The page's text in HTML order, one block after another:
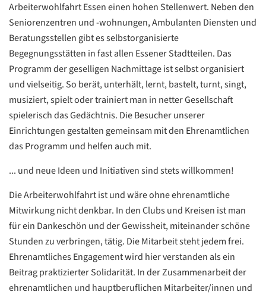
Arbeiterwohlfahrt Essen einen hohen Stellenwert. Neben den
Seniorenzentren und -wohnungen, Ambulanten Diensten und
Beratungsstellen gibt es selbstorganisierte
Begegnungsstätten in fast allen Essener Stadtteilen. Das
Programm der geselligen Nachmittage ist selbst organisiert
und vielseitig. So berät, unterhält, lernt, bastelt, turnt, singt,
musiziert, spielt oder trainiert man in netter Gesellschaft
spielerisch das Gedächtnis. Die Besucher unserer
Einrichtungen gestalten gemeinsam mit den Ehrenamtlichen
das Programm und helfen auch mit.
... und neue Ideen und Initiativen sind stets willkommen!
Die Arbeiterwohlfahrt ist und wäre ohne ehrenamtliche
Mitwirkung nicht denkbar. In den Clubs und Kreisen ist man
für ein Dankeschön und der Gewissheit, miteinander schöne
Stunden zu verbringen, tätig. Die Mitarbeit steht jedem frei.
Ehrenamtliches Engagement wird hier verstanden als ein
Beitrag praktizierter Solidarität. In der Zusammenarbeit der
ehrenamtlichen und hauptberuflichen Mitarbeiter/innen und